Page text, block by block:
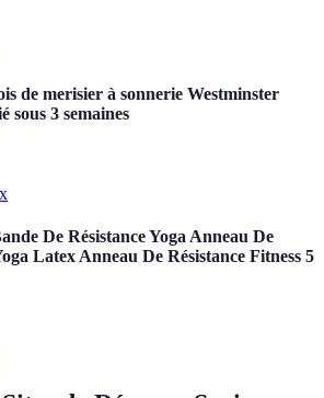
de merisier à sonnerie Westminster
sous 3 semaines
De Résistance Yoga Anneau De
Latex Anneau De Résistance Fitness 5